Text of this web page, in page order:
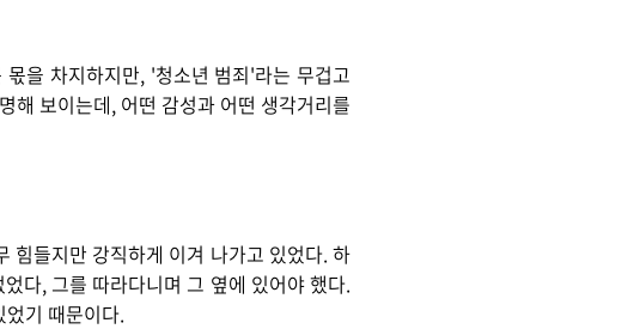
을 차지하지만, '청소년 범죄'라는 무겁고
해 보이는데, 어떤 감성과 어떤 생각거리를
힘들지만 강직하게 이겨 나가고 있었다. 하
다, 그를 따라다니며 그 옆에 있어야 했다.
기 때문이다.